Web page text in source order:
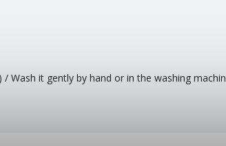
Wash it gently by hand or in the washing